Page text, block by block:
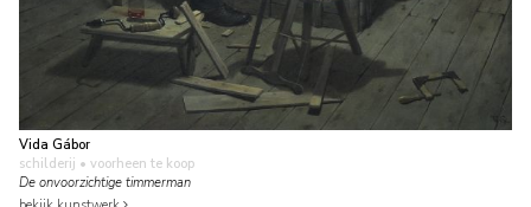
Vida Gábor
schilderij • voorheen te koop
De onvoorzichtige timmerman